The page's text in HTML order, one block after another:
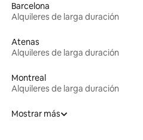
Barcelona
Alquileres de larga duración
Atenas
Alquileres de larga duración
Montreal
Alquileres de larga duración
Mostrar más